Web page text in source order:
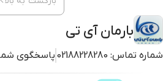
بارمان آی تی
شماره تماس: 02188228280 پاسخگوی